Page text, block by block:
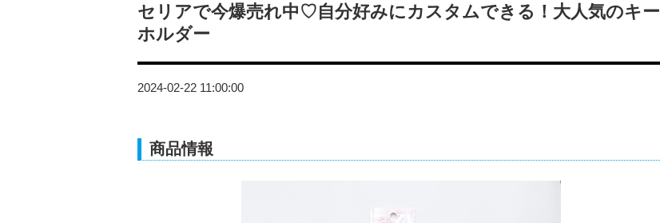
セリアで今爆売れ中♡自分好みにカスタムできる！大人気のキー
ホルダー
2024-02-22 11:00:00
商品情報